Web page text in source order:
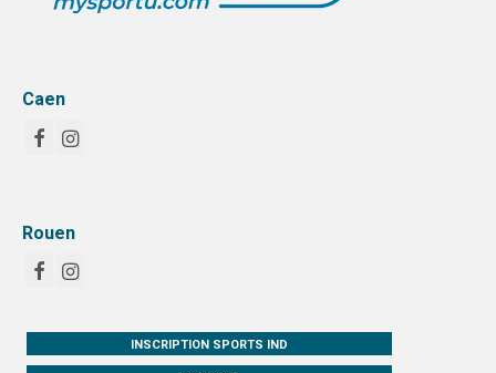
Caen
Rouen
INSCRIPTION SPORTS IND